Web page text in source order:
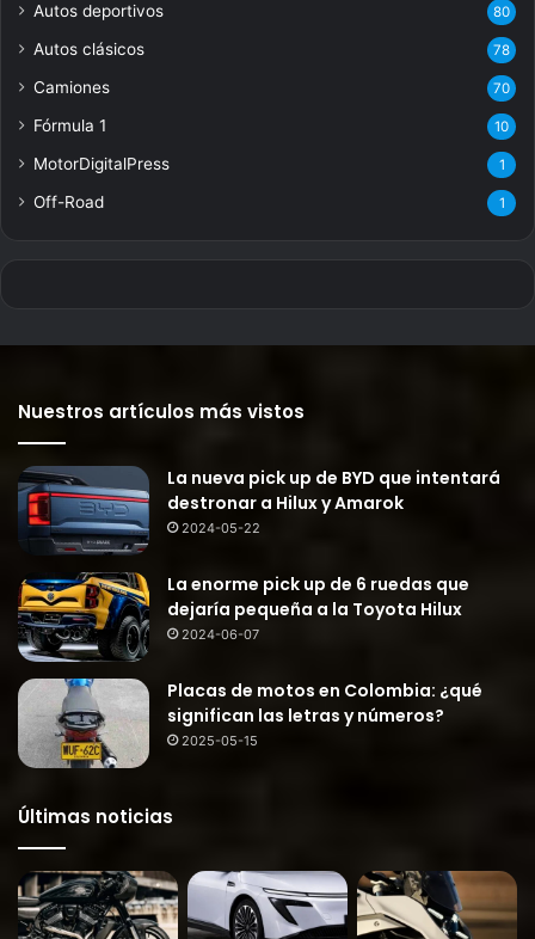
Autos deportivos 80
Autos clásicos 78
Camiones 70
Fórmula 1 10
MotorDigitalPress 1
Off-Road 1
Nuestros artículos más vistos
La nueva pick up de BYD que intentará
destronar a Hilux y Amarok
2024-05-22
La enorme pick up de 6 ruedas que
dejaría pequeña a la Toyota Hilux
2024-06-07
Placas de motos en Colombia: ¿qué
significan las letras y números?
2025-05-15
Últimas noticias